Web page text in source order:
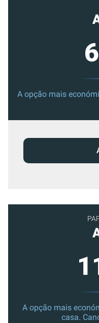
A opção mais
casa.
A opção mais